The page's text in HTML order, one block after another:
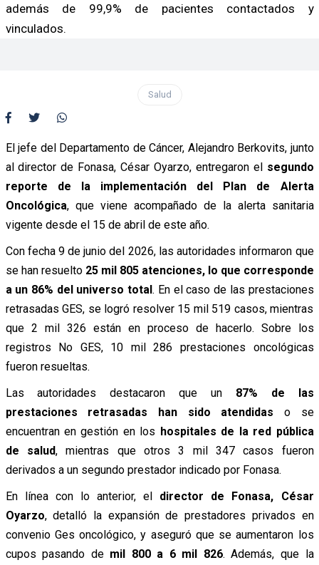
además de 99,9% de pacientes contactados y
vinculados.
Salud
El jefe del Departamento de Cáncer, Alejandro Berkovits, junto
al director de Fonasa, César Oyarzo, entregaron el segundo
reporte de la implementación del Plan de Alerta
Oncológica, que viene acompañado de la alerta sanitaria
vigente desde el 15 de abril de este año.
Con fecha 9 de junio del 2026, las autoridades informaron que
se han resuelto25 mil 805 atenciones, lo que corresponde
a un 86% del universo total. En el caso de las prestaciones
retrasadas GES, se logró resolver 15 mil 519​ casos, mientras
que 2 mil 326​ están en proceso de hacerlo​. Sobre los
registros No GES, 10 mil 286​ prestaciones oncológicas
fueron resueltas.
Las autoridades destacaron que un 87% de las
prestaciones retrasadas han sido atendidas o se
encuentran en gestión en los hospitales de la red pública
de salud, mientras que otros 3 mil 347 casos fueron
derivados a un segundo prestador indicado por Fonasa.
En línea con lo anterior, el director de Fonasa, César
Oyarzo, detalló la expansión de prestadores privados en
convenio Ges oncológico, y aseguró que se aumentaron los
cupos pasando demil 800 a 6 mil 826. Además, que la